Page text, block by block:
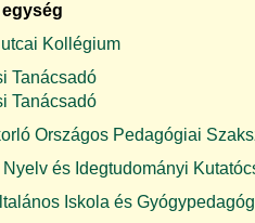
Kollégium
Tanácsadó
Tanácsadó
Országos Pedagógiai
Nyelv és Idegtudományi
Iskola és